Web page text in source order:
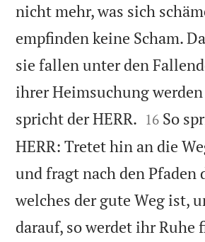
nicht mehr, was sich
empfinden keine Scham.
sie fallen unter den
ihrer Heimsuchung
spricht der HERR. 

16 So
HERR: Tretet hin an die
und fragt nach den Pfaden
welches der gute Weg ist,
darauf, so werdet ihr Ruhe